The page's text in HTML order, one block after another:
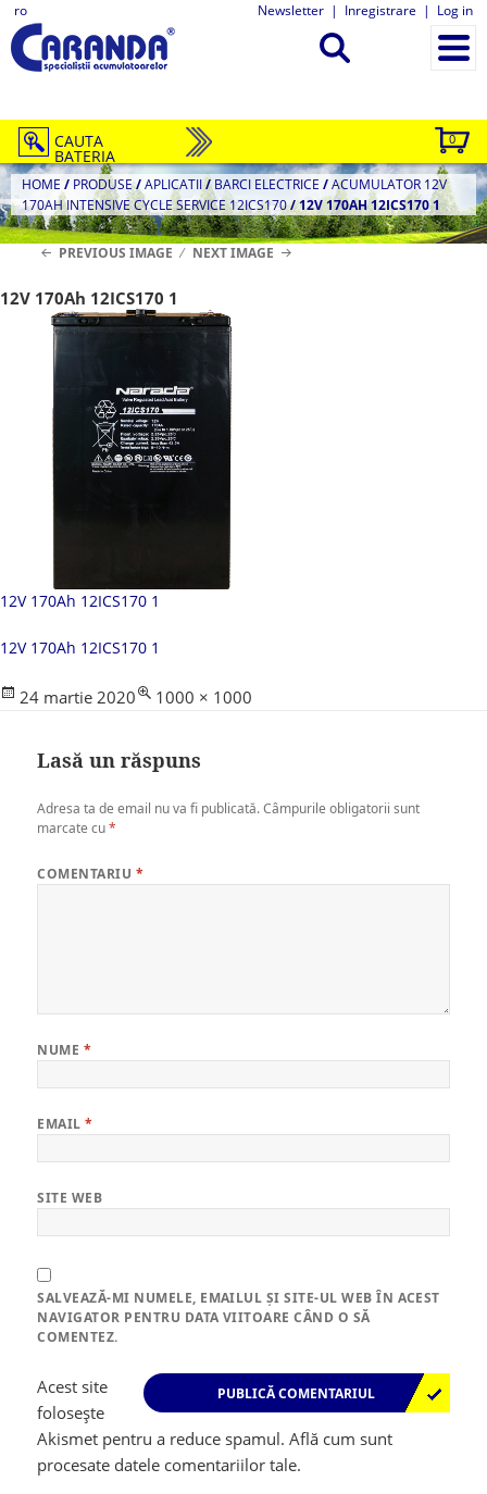
ro Newsletter | Inregistrare | Log in
0
CAUTA
BATERIA
HOME / PRODUSE/APLICATII/BARCI ELECTRICE /ACUMULATOR 12V
170AH INTENSIVE CYCLE SERVICE 12ICS170/12V 170AH 12ICS170 1
PREVIOUS IMAGE NEXT IMAGE
12V 170Ah 12ICS170 1
12V 170Ah 12ICS170 1
12V 170Ah 12ICS170 1
Posted
24 martie 2020
Full
1000 × 1000
Lasă un răspuns
Adresa ta de email nu va fi publicată. Câmpurile obligatorii sunt
marcate cu*
COMENTARIU *
NUME *
EMAIL*
SITE WEB
SALVEAZĂ-MI NUMELE, EMAILUL ȘI SITE-UL WEB ÎN ACEST
NAVIGATOR PENTRU DATA VIITOARE CÂND O SĂ
COMENTEZ.
Acest site
folosește
Akismet pentru a reduce spamul.Află cum sunt
procesate datele comentariilor tale.